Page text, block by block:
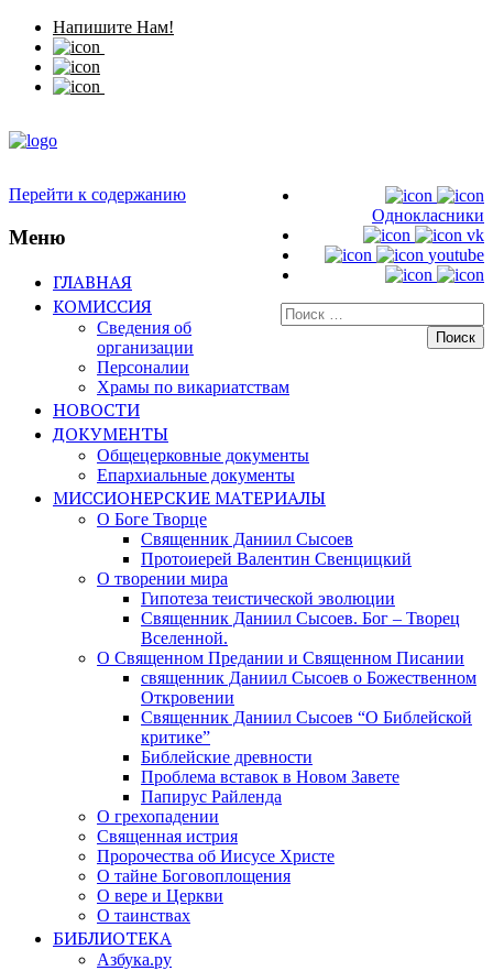
Напишите Нам!
Однокласники
vk
youtube
Искать:
Перейти к содержанию
Меню
ГЛАВНАЯ
КОМИССИЯ
Сведения об
организации
Персоналии
Храмы по викариатствам
НОВОСТИ
ДОКУМЕНТЫ
Общецерковные документы
Епархиальные документы
МИССИОНЕРСКИЕ МАТЕРИАЛЫ
О Боге Творце
Священник Даниил Сысоев
Протоиерей Валентин Свенцицкий
О творении мира
Гипотеза теистической эволюции
Священник Даниил Сысоев. Бог – Творец
Вселенной.
О Священном Предании и Священном Писании
священник Даниил Сысоев о Божественном
Откровении
Священник Даниил Сысоев “О Библейской
критике”
Библейские древности
Проблема вставок в Новом Завете
Папирус Райленда
О грехопадении
Священная истрия
Пророчества об Иисусе Христе
О тайне Боговоплощения
О вере и Церкви
О таинствах
БИБЛИОТЕКА
Азбука.ру